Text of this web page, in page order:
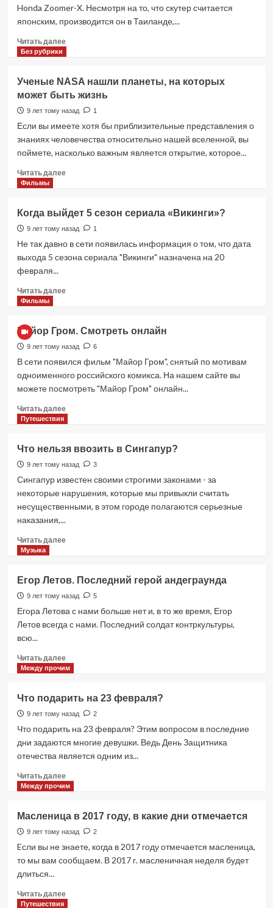
Honda Zoomer-X. Несмотря на то, что скутер считается
японским, производится он в Таиланде,...
Читать далееПрочитать
скутера
Honda
Zoomer-
Без рубрики
Ученые NASA нашли планеты, на которых
может быть жизнь
9 лет тому назад 1
Если вы имеете хотя бы приблизительные представления о
знаниях человечества относительно нашей вселенной, вы
поймете, насколько важным является открытие, которое...
Читать далееПрочитать
NASA
нашли
которых
Фильмы
Когда выйдет 5 сезон сериала «Викинги»?
9 лет тому назад 1
Не так давно в сети появилась информация о том, что дата
выхода 5 сезона сериала "Викинги" назначена на 20
февраля...
Читать далееПрочитать
выйдет
5
«Викинги»?
Фильмы
Майор Гром. Смотреть онлайн
9 лет тому назад 6
В сети появился фильм "Майор Гром", снятый по мотивам
одноименного российского комикса. На нашем сайте вы
можете посмотреть "Майор Гром" онлайн...
Читать далееПрочитать
Гром.
Смотреть
Путешествия
Что нельзя ввозить в Сингапур?
9 лет тому назад 3
Сингапур известен своими строгими законами - за
некоторые нарушения, которые мы привыкли считать
несущественными, в этом городе полагаются серьезные
наказания,...
Читать далееПрочитать
нельзя
ввозить
Музыка
Егор Летов. Последний герой андеграунда
9 лет тому назад 5
Егора Летова с нами больше нет и, в то же время, Егор
Летов всегда с нами. Последний солдат контркультуры,
всю...
Читать далееПрочитать
больше
Летов.
Последний
герой
Между прочим
Что подарить на 23 февраля?
9 лет тому назад 2
Что подарить на 23 февраля? Этим вопросом в последние
дни задаются многие девушки. Ведь День Защитника
отечества является одним из...
Читать далееПрочитать
больше
подарить
на
Между прочим
Масленица в 2017 году, в какие дни отмечается
9 лет тому назад 2
Eсли вы не знаете, когда в 2017 году отмечается масленица,
то мы вам сообщаем. В 2017 г. масленичная неделя будет
длиться...
Читать далееПрочитать
Путешествия